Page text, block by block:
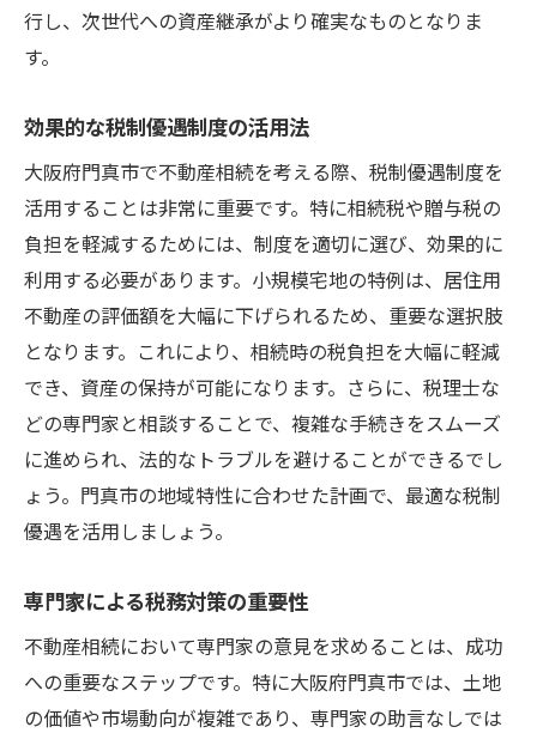
行し、次世代への資産継承がより確実なものとなりま
す。
効果的な税制優遇制度の活用法
大阪府門真市で不動産相続を考える際、税制優遇制度を
活用することは非常に重要です。特に相続税や贈与税の
負担を軽減するためには、制度を適切に選び、効果的に
利用する必要があります。小規模宅地の特例は、居住用
不動産の評価額を大幅に下げられるため、重要な選択肢
となります。これにより、相続時の税負担を大幅に軽減
でき、資産の保持が可能になります。さらに、税理士な
どの専門家と相談することで、複雑な手続きをスムーズ
に進められ、法的なトラブルを避けることができるでし
ょう。門真市の地域特性に合わせた計画で、最適な税制
優遇を活用しましょう。
専門家による税務対策の重要性
不動産相続において専門家の意見を求めることは、成功
への重要なステップです。特に大阪府門真市では、土地
の価値や市場動向が複雑であり、専門家の助言なしでは